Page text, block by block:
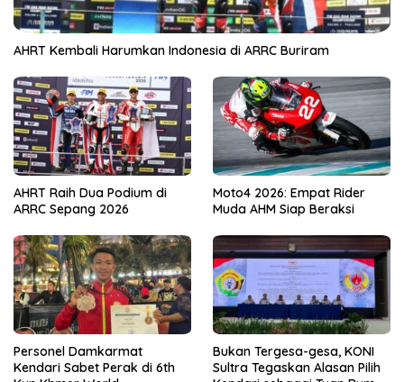
AHRT Kembali Harumkan Indonesia di ARRC Buriram
AHRT Raih Dua Podium di
ARRC Sepang 2026
Moto4 2026: Empat Rider
Muda AHM Siap Beraksi
Personel Damkarmat
Kendari Sabet Perak di 6th
Bukan Tergesa-gesa, KONI
Sultra Tegaskan Alasan Pilih